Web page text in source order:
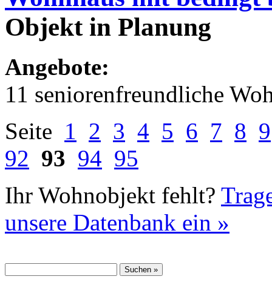
Objekt in Planung
Angebote:
11 seniorenfreundliche
Seite 1 2 3 4 5 6 7 8 9
92 93 94 95
Ihr Wohnobjekt fehlt?
unsere Datenbank ein »